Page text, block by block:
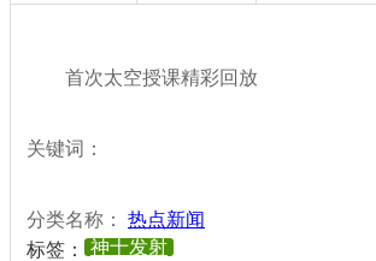
首次太空授课精彩回放
关键词：
分类名称： 热点新闻
标签：
神十发射